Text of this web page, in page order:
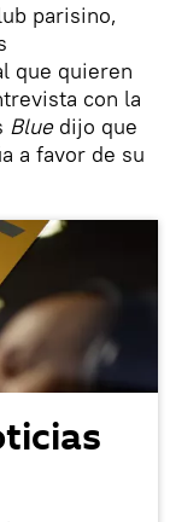
parisino,
que quieren
con la
Bluedijo que
a favor de su